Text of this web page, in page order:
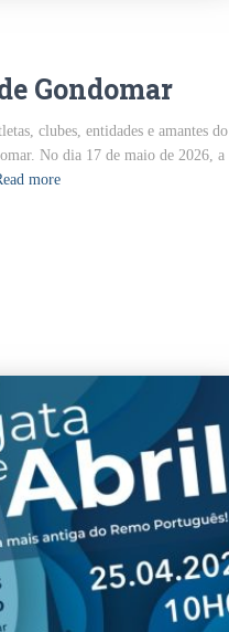
Gondomar
clubes, entidades e amantes do
No dia 17 de maio de 2026, a
more